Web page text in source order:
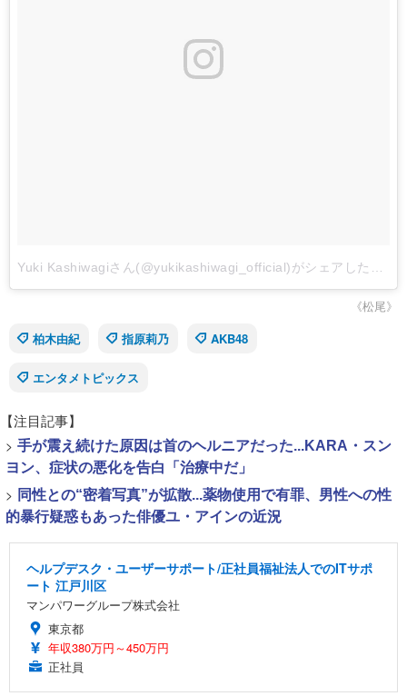
Yuki Kashiwagiさん(@yukikashiwagi_official)がシェアした投稿
《松尾》
柏木由紀
指原莉乃 AKB48
エンタメトピックス
【注目記事】
> 手が震え続けた原因は首のヘルニアだった...KARA・スン
ヨン、症状の悪化を告白「治療中だ」
> 同性との“密着写真”が拡散...薬物使用で有罪、男性への性
的暴行疑惑もあった俳優ユ・アインの近況
ヘルプデスク・ユーザーサポート/正社員福祉法人でのITサポ
ート 江戸川区
マンパワーグループ株式会社
東京都
年収380万円～450万円
正社員